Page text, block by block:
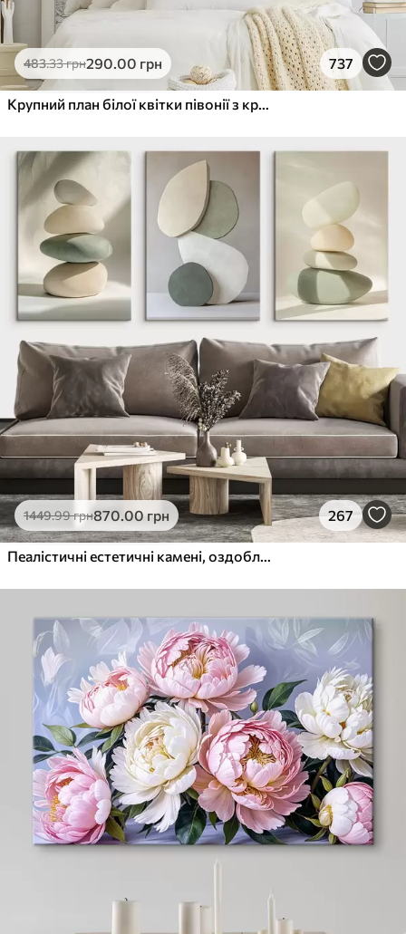
483.33грн290.00 грн 737
Крупний план білої квітки півонії з крапельками води на пелюстках на розмитому фоні
1449.99грн870.00 грн 267
Пеалістичні естетичні камені, оздоблення будинку, природне освітлення